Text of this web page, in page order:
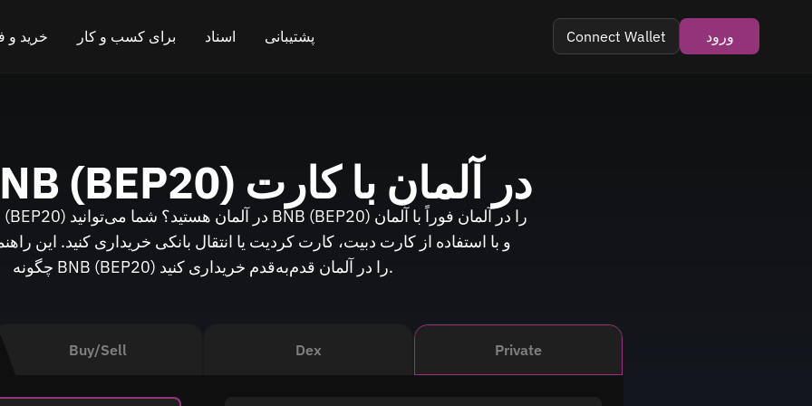
خرید برای کسب و کار
ویجت صرافی ارزهای دیجیتال
بازگشت وجه نقد
تعویض زنجیره متقاطع
وضعیت ویژه (VIP)
اسناد
نحوه کار
نقشه راه
مستندات API
پشتیبانی
بازخورد بگذارید
Connect Wallet ورود
خرید BNB (BEP20) با کارت در آلمان
و با استفاده از کارت دبیت، کارت کردیت یا انتقال بانکی خریداری کنید. این
چگونه BNB (BEP20) را در آلمان قدم‌به‌قدم خریداری کنید.
Buy/Sell Dex Private